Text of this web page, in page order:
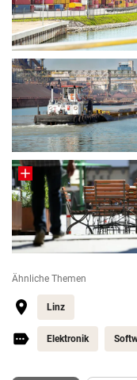
Ähnliche Themen
Linz
Elektronik